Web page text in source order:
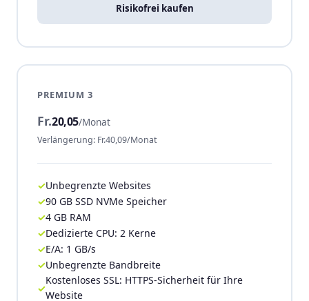
Risikofrei kaufen
PREMIUM 3
Fr.20,05/Monat
Verlängerung: Fr.40,09/Monat
Unbegrenzte Websites
90 GB SSD NVMe Speicher
4 GB RAM
Dedizierte CPU: 2 Kerne
E/A: 1 GB/s
Unbegrenzte Bandbreite
Kostenloses SSL: HTTPS-Sicherheit für Ihre
Website